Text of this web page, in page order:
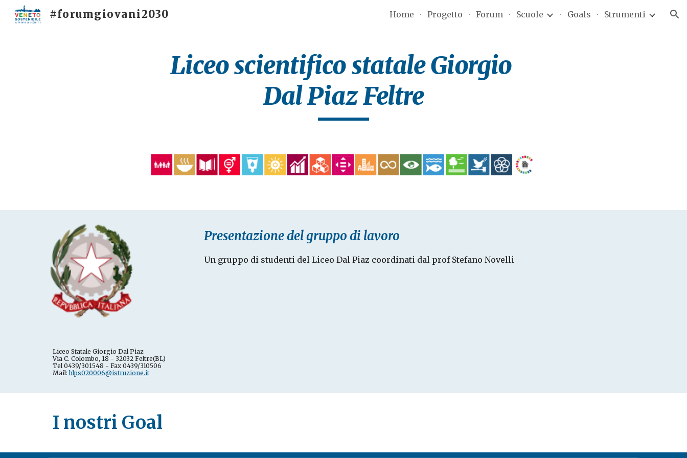
Skip to navigation
#forumgiovani2030 Home Progetto Forum Scuole Goals Strumenti
Liceo scientifico statale Giorgio
Dal Piaz Feltre
Presentazione del gruppo di lavoro
Un gruppo di studenti del Liceo Dal Piaz coordinati dal prof Stefano Novelli
Liceo Statale Giorgio Dal Piaz
Via C. Colombo, 18 - 32032 Feltre(BL)
Tel 0439/301548 - Fax 0439/310506
Mail: blps020006@istruzione.it
I nostri Goal